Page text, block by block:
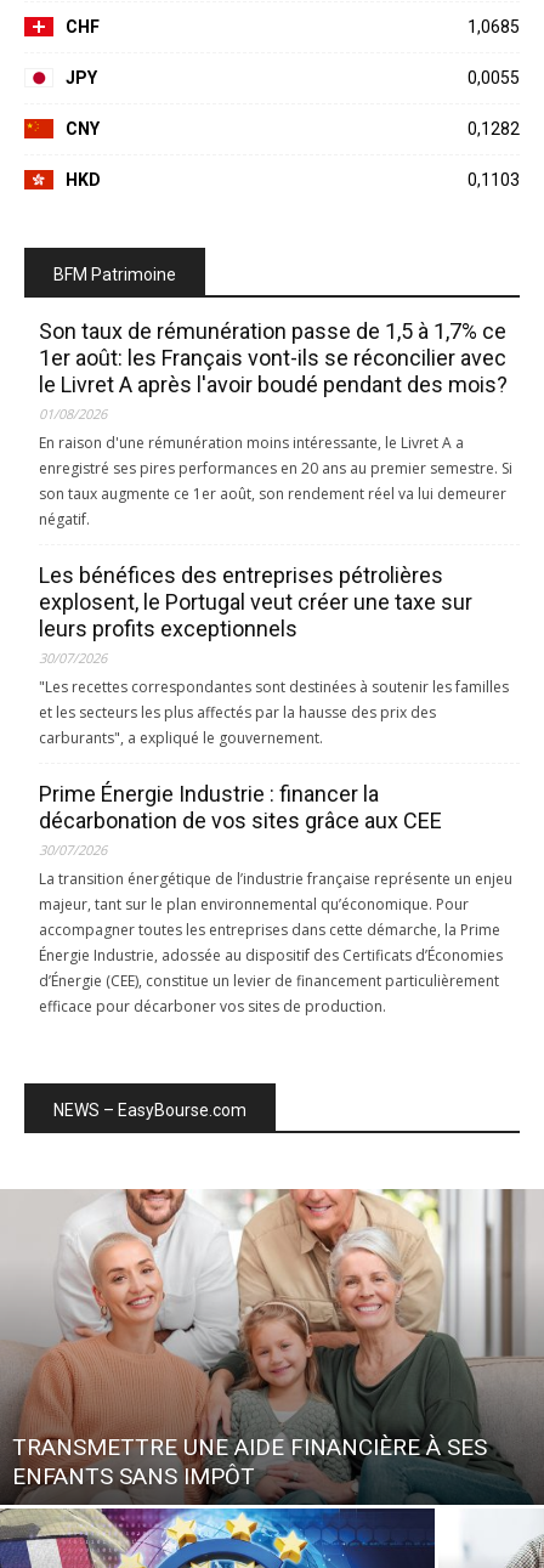
CHF 1,0685
JPY 0,0055
CNY 0,1282
HKD 0,1103
BFM Patrimoine
Son taux de rémunération passe de 1,5 à 1,7% ce
1er août: les Français vont-ils se réconcilier avec
le Livret A après l'avoir boudé pendant des mois?
01/08/2026
En raison d'une rémunération moins intéressante, le Livret A a
enregistré ses pires performances en 20 ans au premier semestre. Si
son taux augmente ce 1er août, son rendement réel va lui demeurer
négatif.
Les bénéfices des entreprises pétrolières
explosent, le Portugal veut créer une taxe sur
leurs profits exceptionnels
30/07/2026
"Les recettes correspondantes sont destinées à soutenir les familles
et les secteurs les plus affectés par la hausse des prix des
carburants", a expliqué le gouvernement.
Prime Énergie Industrie : financer la
décarbonation de vos sites grâce aux CEE
30/07/2026
La transition énergétique de l’industrie française représente un enjeu
majeur, tant sur le plan environnemental qu’économique. Pour
accompagner toutes les entreprises dans cette démarche, la Prime
Énergie Industrie, adossée au dispositif des Certificats d’Économies
d’Énergie (CEE), constitue un levier de financement particulièrement
efficace pour décarboner vos sites de production.
NEWS – EasyBourse.com
TRANSMETTRE UNE AIDE FINANCIÈRE À SES
ENFANTS SANS IMPÔT